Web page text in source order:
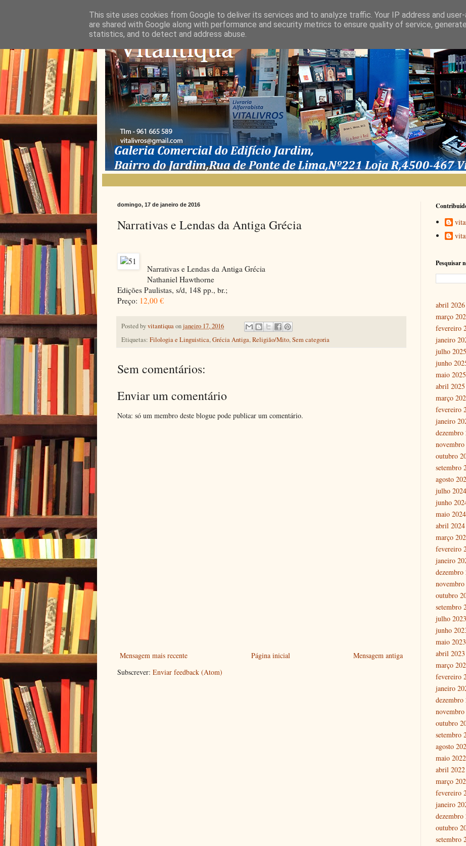
domingo, 17 de janeiro de 2016
Narrativas e Lendas da Antiga Grécia
Narrativas e Lendas da Antiga Grécia
Nathaniel Hawthorne
Edições Paulistas, s/d, 148 pp., br.;
Preço: 12,00 €
Posted byvitantiquaonjaneiro 17, 2016
Etiquetas: Filologia e Linguistica,Grécia Antiga,Religião/Mito,Sem categoria
Sem comentários:
Enviar um comentário
Nota: só um membro deste blogue pode publicar um comentário.
Mensagem mais recente Mensagem antiga
Página inicial
Subscrever: Enviar feedback (Atom)
Pesquisar
abril 2026
março
fevereiro
janeiro
julho 2025
junho
maio 2025
abril 2025
março
fevereiro
janeiro
dezembro
outubro
setembro
agosto
julho 2024
junho
maio 2024
abril 2024
março
fevereiro
janeiro
dezembro
novembro
outubro
setembro
julho 2023
junho
maio 2023
abril 2023
março
fevereiro
janeiro
dezembro
outubro
setembro
agosto
maio 2022
abril 2022
março
fevereiro
janeiro
dezembro
outubro
setembro
This site uses cookies from Google to deliver its services and to analyze traffic. Your IP address and
are shared with Google along with performance and security metrics to ensure quality of service,
statistics, and to detect and address abuse.